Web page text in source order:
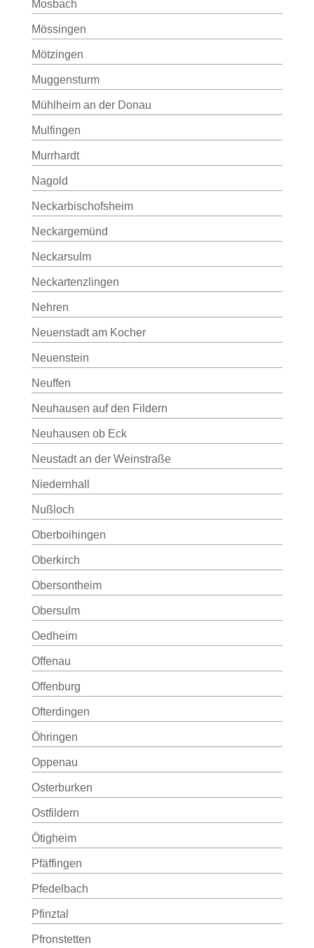
Mosbach
Mössingen
Mötzingen
Muggensturm
Mühlheim an der Donau
Mulfingen
Murrhardt
Nagold
Neckarbischofsheim
Neckargemünd
Neckarsulm
Neckartenzlingen
Nehren
Neuenstadt am Kocher
Neuenstein
Neuffen
Neuhausen auf den Fildern
Neuhausen ob Eck
Neustadt an der Weinstraße
Niedernhall
Nußloch
Oberboihingen
Oberkirch
Obersontheim
Obersulm
Oedheim
Offenau
Offenburg
Ofterdingen
Öhringen
Oppenau
Osterburken
Ostfildern
Ötigheim
Pfäffingen
Pfedelbach
Pfinztal
Pfronstetten